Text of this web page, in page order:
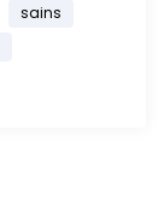
sains